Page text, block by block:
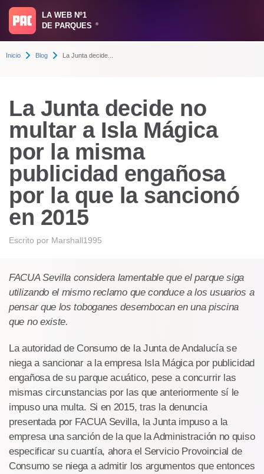
LA WEB Nº1
DE PARQUES
®
Inicio Blog La Junta decide...
La Junta decide no
multar a Isla Mágica
por la misma
publicidad engañosa
por la que la sancionó
en 2015
Escrito por Marshall1995
FACUA Sevilla considera lamentable que el parque siga
utilizando el mismo reclamo que conduce a los usuarios a
pensar que los toboganes desembocan en una piscina
que no existe.
La autoridad de Consumo de la Junta de Andalucía se
niega a sancionar a la empresa Isla Mágica por publicidad
engañosa de su parque acuático, pese a concurrir las
mismas circunstancias por las que anteriormente sí le
impuso una multa. Si en 2015, tras la denuncia
presentada por FACUA Sevilla, la Junta impuso a la
empresa una sanción de la que la Administración no quiso
especificar su cuantía, ahora el Servicio Provoincial de
Consumo se niega a admitir los argumentos que entonces